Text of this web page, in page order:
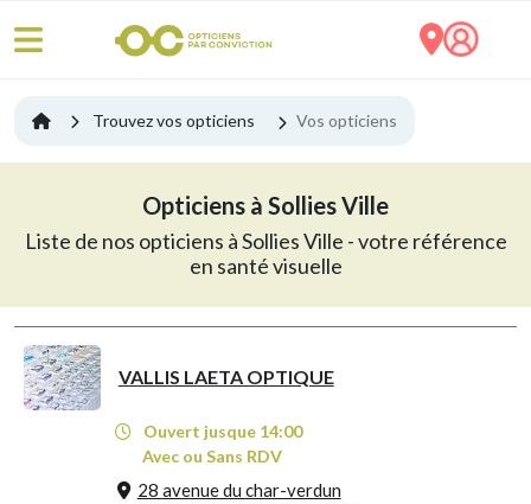
Trouvez vos opticiens Vos opticiens
Opticiens à Sollies Ville
Liste de nos opticiens à Sollies Ville - votre référence
en santé visuelle
VALLIS LAETA OPTIQUE
Ouvert jusque 14:00
Avec ou Sans RDV
28 avenue du char-verdun